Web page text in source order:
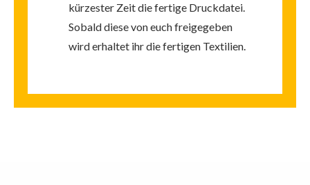
kürzester Zeit die fertige Druckdatei.
Sobald diese von euch freigegeben
wird erhaltet ihr die fertigen Textilien.